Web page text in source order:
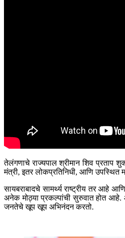
तेलंगणाचे राज्यपाल श्रीमान शिव प्रताप
मंत्री, इतर लोकप्रतिनिधी, आणि उपस्थित
सायबराबादचे सामर्थ्य राष्ट्रीय तर आहे
अनेक मोठ्या प्रकल्पांची सुरुवात होत आहे.
जनतेचे खूप खूप अभिनंदन करतो.